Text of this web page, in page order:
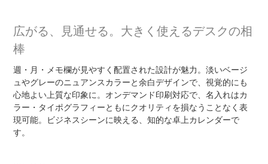
広がる、見通せる。大きく使えるデスクの相
棒
週・月・メモ欄が見やすく配置された設計が魅力。淡いベージ
ュやグレーのニュアンスカラーと余白デザインで、視覚的にも
心地よい上質な印象に。オンデマンド印刷対応で、名入れはカ
ラー・タイポグラフィーともにクオリティを損なうことなく表
現可能。ビジネスシーンに映える、知的な卓上カレンダーで
す。